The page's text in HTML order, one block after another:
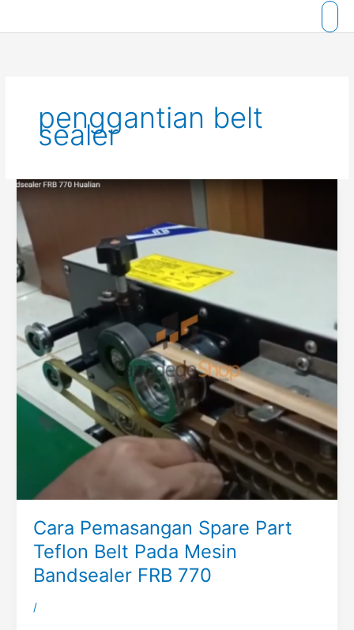
penggantian belt
sealer
Cara Pemasangan Spare Part
Teflon Belt Pada Mesin
Bandsealer FRB 770
/